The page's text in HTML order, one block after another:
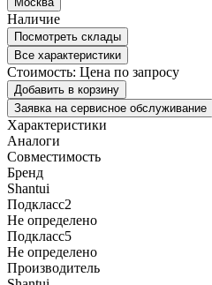
Наличие
Посмотреть склады
Все характеристики
Стоимость: Цена по запросу
Добавить в корзину
Заявка на сервисное обслуживание
Характеристики
Аналоги
Совместимость
Бренд
Shantui
Подкласс2
Не определено
Подкласс5
Не определено
Производитель